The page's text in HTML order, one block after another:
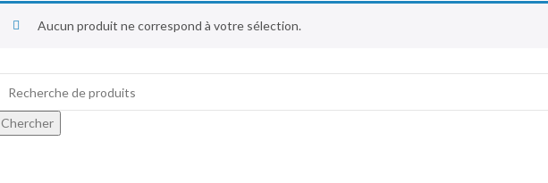
Aucun produit ne correspond à votre sélection.
Chercher